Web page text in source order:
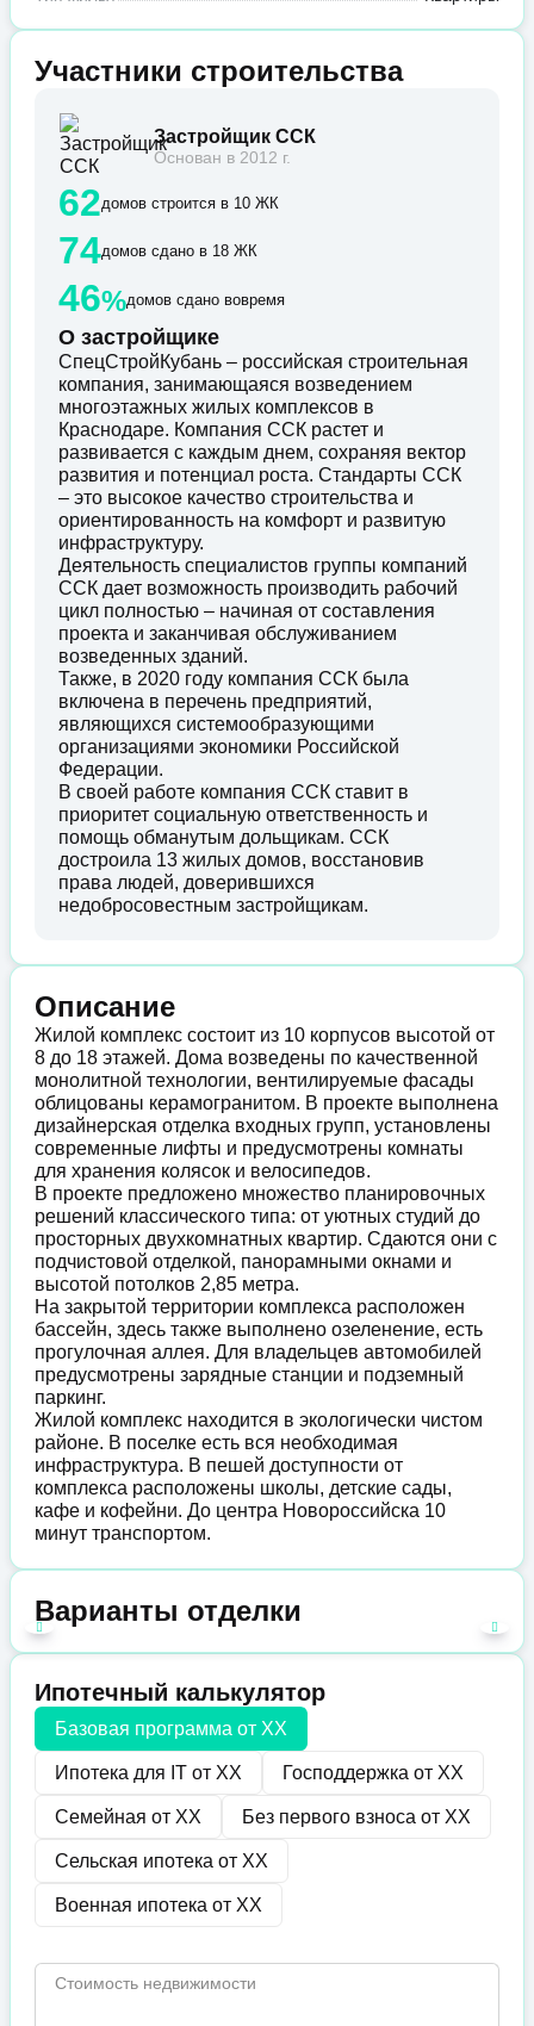
Участники строительства
Застройщик ССК
Основан в 2012 г.
62домов строится в 10 ЖК
74домов сдано в 18 ЖК
46%домов сдано вовремя
О застройщике
СпецСтройКубань – российская строительная
компания, занимающаяся возведением
многоэтажных жилых комплексов в
Краснодаре. Компания ССК растет и
развивается с каждым днем, сохраняя вектор
развития и потенциал роста. Стандарты ССК
– это высокое качество строительства и
ориентированность на комфорт и развитую
инфраструктуру.
Деятельность специалистов группы компаний
ССК дает возможность производить рабочий
цикл полностью – начиная от составления
проекта и заканчивая обслуживанием
возведенных зданий.
Также, в 2020 году компания ССК была
включена в перечень предприятий,
являющихся системообразующими
организациями экономики Российской
Федерации.
В своей работе компания ССК ставит в
приоритет социальную ответственность и
помощь обманутым дольщикам. ССК
достроила 13 жилых домов, восстановив
права людей, доверившихся
недобросовестным застройщикам.
Описание
Жилой комплекс состоит из 10 корпусов высотой от
8 до 18 этажей. Дома возведены по качественной
монолитной технологии, вентилируемые фасады
облицованы керамогранитом. В проекте выполнена
дизайнерская отделка входных групп, установлены
современные лифты и предусмотрены комнаты
для хранения колясок и велосипедов.
В проекте предложено множество планировочных
решений классического типа: от уютных студий до
просторных двухкомнатных квартир. Сдаются они с
подчистовой отделкой, панорамными окнами и
высотой потолков 2,85 метра.
На закрытой территории комплекса расположен
бассейн, здесь также выполнено озеленение, есть
прогулочная аллея. Для владельцев автомобилей
предусмотрены зарядные станции и подземный
паркинг.
Жилой комплекс находится в экологически чистом
районе. В поселке есть вся необходимая
инфраструктура. В пешей доступности от
комплекса расположены школы, детские сады,
кафе и кофейни. До центра Новороссийска 10
минут транспортом.
Варианты отделки
Ипотечный калькулятор
Базовая программа от XX
Ипотека для IT от XX Господдержка от XX
Семейная от XX Без первого взноса от XX
Сельская ипотека от XX
Военная ипотека от XX
Стоимость недвижимости